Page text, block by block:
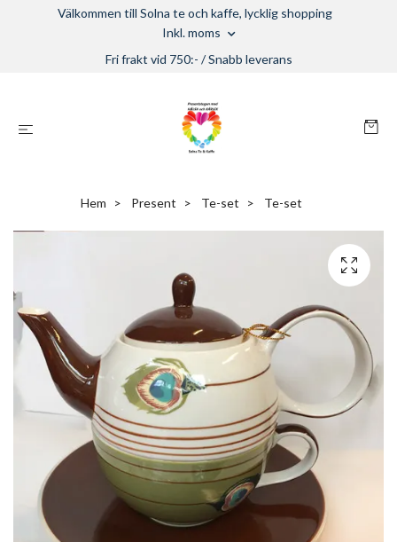
Välkommen till Solna te och kaffe, lycklig shopping
Inkl. moms
Fri frakt vid 750:- / Snabb leverans
Hem Present Te-set Te-set